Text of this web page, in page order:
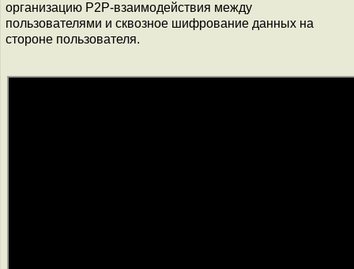
организацию P2P-взаимодействия между
пользователями и сквозное шифрование данных на
стороне пользователя.